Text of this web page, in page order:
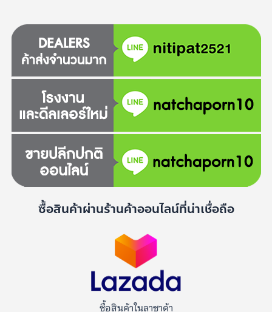
ซื้อสินค้าผ่านร้านค้าออนไลน์ที่น่าเชื่อถือ
ซื้อสินค้าในลาซาด้า